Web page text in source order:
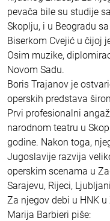
pevača bile su studije
Skoplju, i u Beogradu
Biserkom Cvejić u čijoj
Osim muzike,
Novom Sadu.
Boris Trajanov je
operskih predstava
Prvi profesionalni
narodnom teatru u
godine. Nakon toga,
Jugoslavije razvija
operskim scenama u
Sarajevu, Rijeci,
Za njegov debi u HNK
Marija Barbieri piše: